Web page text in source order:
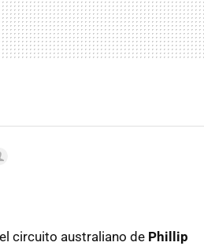
circuito australiano de Phillip